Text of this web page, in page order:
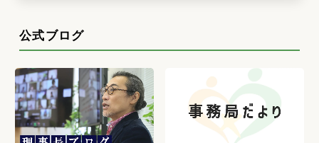
公式ブログ